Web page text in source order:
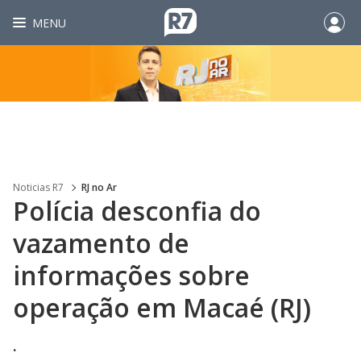
MENU
Noticias R7 RJ no Ar
Polícia desconfia do
vazamento de
informações sobre
operação em Macaé (RJ)
.